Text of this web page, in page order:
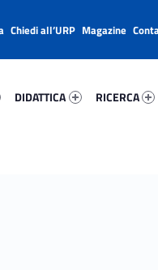
DIDATTICA
RICERCA
Chiedi all’URP Magazine